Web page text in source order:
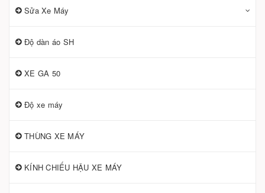
Sửa Xe Máy
Độ dàn áo SH
XE GA 50
Độ xe máy
THÙNG XE MÁY
KÍNH CHIẾU HẬU XE MÁY